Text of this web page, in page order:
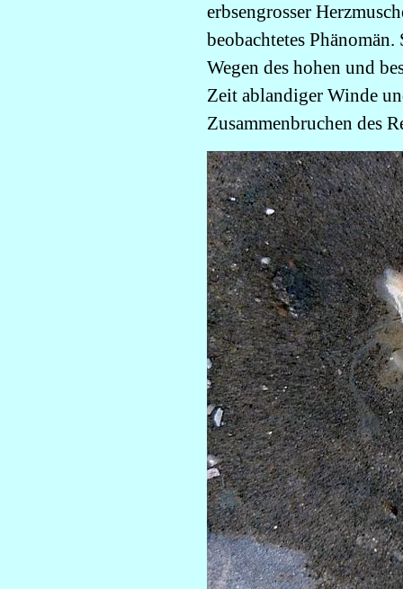
erbsengrosser
beobachtetes
Wegen des hohen und
Zeit ablandiger Winde
Zusammenbruchen des